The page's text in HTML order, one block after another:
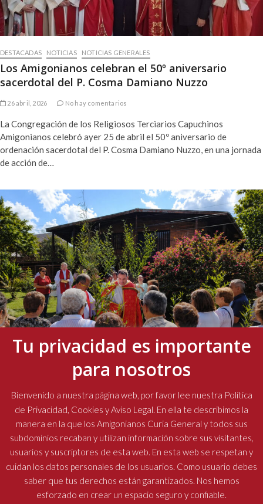
DESTACADAS NOTICIAS NOTICIAS GENERALES
Los Amigonianos celebran el 50º aniversario
sacerdotal del P. Cosma Damiano Nuzzo
26 abril, 2026 No hay comentarios
La Congregación de los Religiosos Terciarios Capuchinos
Amigonianos celebró ayer 25 de abril el 50º aniversario de
ordenación sacerdotal del P. Cosma Damiano Nuzzo, en una jornada
de acción de…
La presencia del padre general marcó la Semana Santa en
las comunidades amigonianas
19 abril, 2026 No hay comentarios
Tu privacidad es importante
para nosotros
Bienvenido a nuestra página web, por favor lee nuestra Política
de Privacidad, Cookies y Aviso Legal. En ella te describimos la
manera en la que los Amigonianos Curia General y todos sus
subdominios recaban y utilizan información sobre sus visitantes,
usuarios y suscriptores de esta web. En esta web se respetan y
cuidan los datos personales de los usuarios. Como usuario debes
saber que tus derechos están garantizados. Nos hemos
esforzado en crear un espacio seguro y confiable.